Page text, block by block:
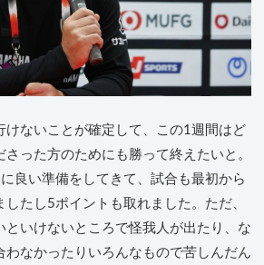
けないことが確定して、この1週間はど
った方のためにも勝って終えたいと。
良い準備をしてきて、試合も最初から
たし5ポイントも取れました。ただ、
といけないところで怪我人が出たり、な
わなかったりいろんなもので苦しんだん